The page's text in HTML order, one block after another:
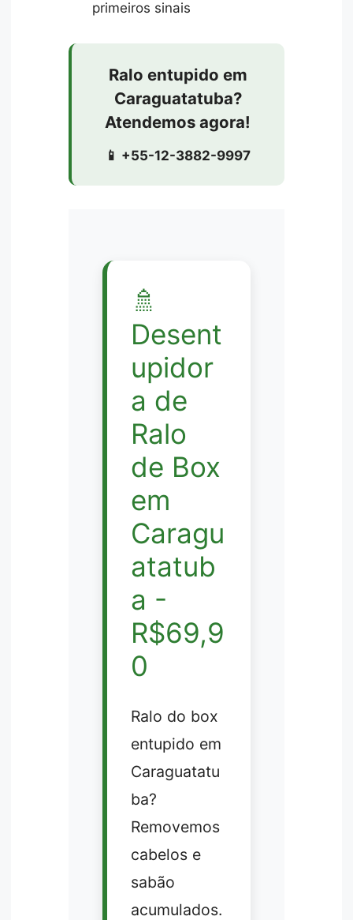
primeiros sinais
Ralo entupido em
Caraguatatuba?
Atendemos agora!
📱 +55-12-3882-9997
🚿
Desent
upidor
a de
Ralo
de Box
em
Caragu
atatub
a -
R$69,9
0
Ralo do box
entupido em
Caraguatatu
ba?
Removemos
cabelos e
sabão
acumulados.